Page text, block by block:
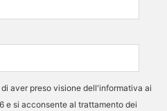
aver preso visione dell'informativa ai
e si acconsente al trattamento dei